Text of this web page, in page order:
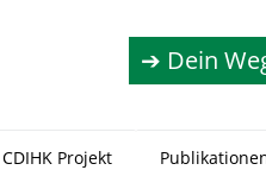
➔ Dein
CDIHK Projekt